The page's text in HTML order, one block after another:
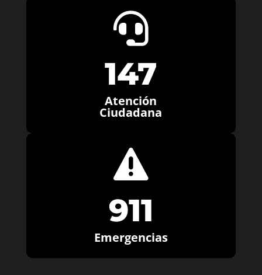

147
Atención
Ciudadana

911
Emergencias